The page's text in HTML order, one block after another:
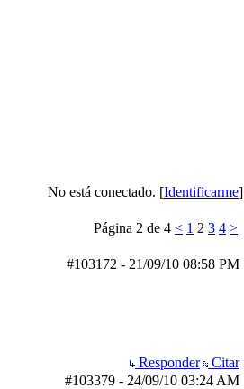
No está conectado. [Identificarme]
Página 2 de 4 < 1 2 3 4 >
#103172 - 21/09/10 08:58 PM
Responder
Citar
#103379 - 24/09/10 03:24 AM